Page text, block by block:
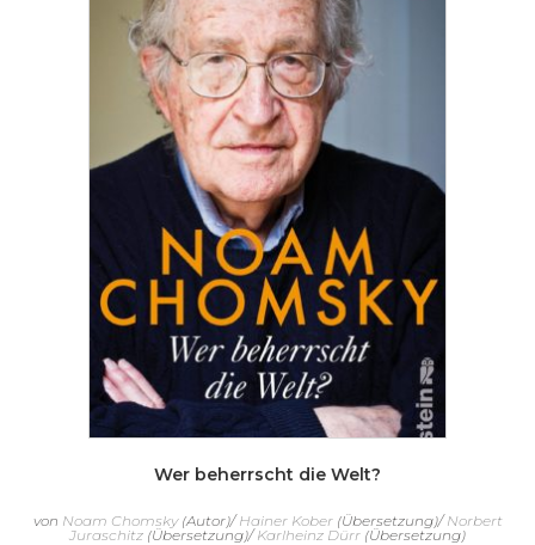
Wer beherrscht die Welt?
von Noam Chomsky(Autor)/Hainer Kober(Übersetzung)/Norbert
Juraschitz (Übersetzung)/Karlheinz Dürr (Übersetzung)